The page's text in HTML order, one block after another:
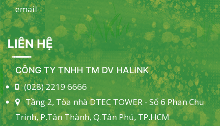
email
LIÊN HỆ
CÔNG TY TNHH TM DV HALINK
(028) 2219 6666
Tầng 2, Tòa nhà DTEC TOWER - Số 6 Phan Chu
Trinh, P.Tân Thành, Q.Tân Phú, TP.HCM